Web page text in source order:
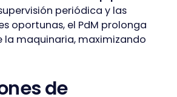
periódica y las
oportunas, el PdM prolonga
la maquinaria, maximizando
de